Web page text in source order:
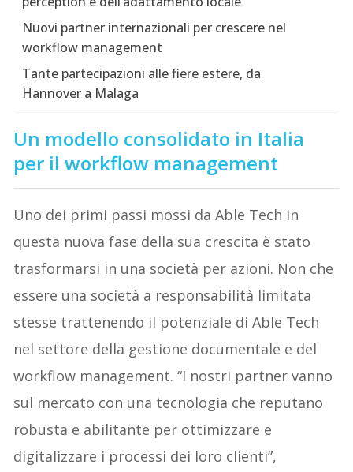
Nuovi partner internazionali per crescere nel
workflow management
Tante partecipazioni alle fiere estere, da
Hannover a Malaga
Un modello consolidato in Italia
per il workflow management
Uno dei primi passi mossi da Able Tech in
questa nuova fase della sua crescita è stato
trasformarsi in una società per azioni. Non che
essere una società a responsabilità limitata
stesse trattenendo il potenziale di Able Tech
nel settore della gestione documentale e del
workflow management. “I nostri partner vanno
sul mercato con una tecnologia che reputano
robusta e abilitante per ottimizzare e
digitalizzare i processi dei loro clienti”,